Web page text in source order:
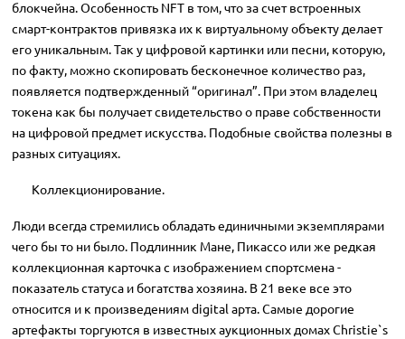
блокчейна. Особенность NFT в том, что за счет встроенных
смарт-контрактов привязка их к виртуальному объекту делает
его уникальным. Так у цифровой картинки или песни, которую,
по факту, можно скопировать бесконечное количество раз,
появляется подтвержденный “оригинал”. При этом владелец
токена как бы получает свидетельство о праве собственности
на цифровой предмет искусства. Подобные свойства полезны в
разных ситуациях.
Коллекционирование.
Люди всегда стремились обладать единичными экземплярами
чего бы то ни было. Подлинник Мане, Пикассо или же редкая
коллекционная карточка с изображением спортсмена -
показатель статуса и богатства хозяина. В 21 веке все это
относится и к произведениям digital арта. Самые дорогие
артефакты торгуются в известных аукционных домах Christie`s